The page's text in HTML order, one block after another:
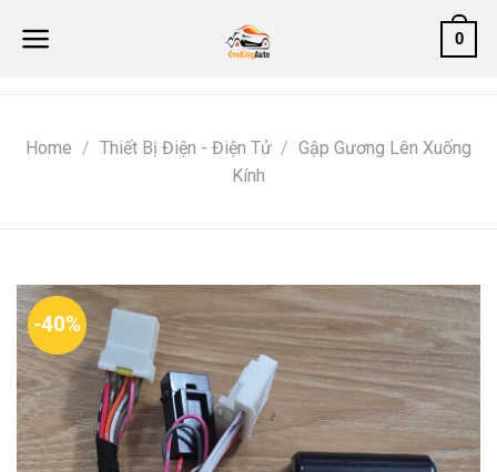
0
Home / Thiết Bị Điện - Điện Tử / Gập Gương Lên Xuống
Kính
-40%